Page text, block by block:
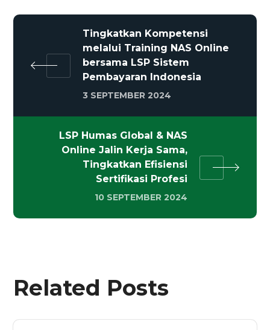
Tingkatkan Kompetensi
melalui Training NAS Online
bersama LSP Sistem
Pembayaran Indonesia
3 SEPTEMBER 2024
LSP Humas Global & NAS
Online Jalin Kerja Sama,
Tingkatkan Efisiensi
Sertifikasi Profesi
10 SEPTEMBER 2024
Related Posts